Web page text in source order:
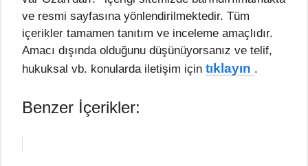
ve resmi sayfasına yönlendirilmektedir. Tüm
içerikler tamamen tanıtım ve inceleme amaçlıdır.
Amacı dışında olduğunu düşünüyorsanız ve telif,
hukuksal vb. konularda iletişim için tıklayın .
Benzer İçerikler: